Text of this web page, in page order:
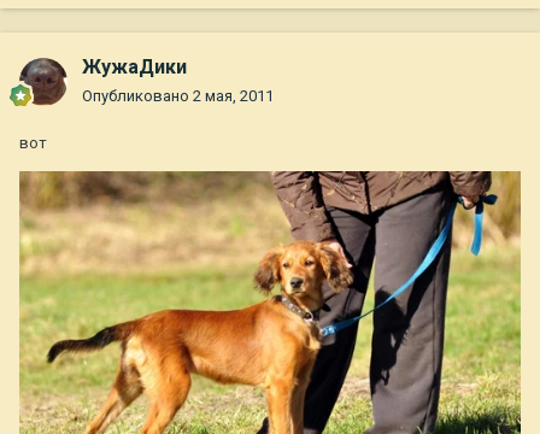
ЖужаДики
Опубликовано 2 мая, 2011
вот